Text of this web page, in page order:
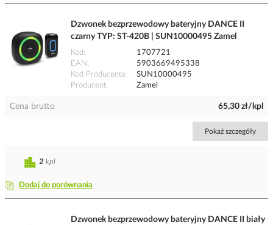
Dzwonek bezprzewodowy bateryjny DANCE II
czarny TYP: ST-420B | SUN10000495 Zamel
Kod
1707721
EAN
5903669495338
Kod Producenta
SUN10000495
Producent
Zamel
Cena brutto 65,30 zł/kpl
Pokaż szczegóły
Dodaj do porównania
2 kpl
Dzwonek bezprzewodowy bateryjny DANCE II biały